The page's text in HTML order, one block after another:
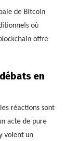
de Bitcoin
où
offre
en
réactions sont
acte de pure
voient un